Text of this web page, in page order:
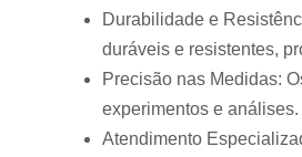
Durabilidade e
duráveis e resistentes,
Precisão nas Medidas:
experimentos e análises.
Atendimento